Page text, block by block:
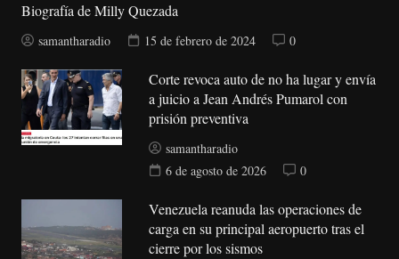
Biografía de Milly Quezada
samantharadio 15 de febrero de 2024 0
Corte revoca auto de no ha lugar y envía
a juicio a Jean Andrés Pumarol con
prisión preventiva
samantharadio
6 de agosto de 2026
0
Venezuela reanuda las operaciones de
carga en su principal aeropuerto tras el
cierre por los sismos